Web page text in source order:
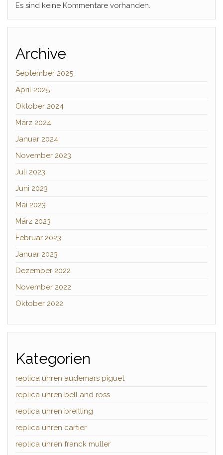
Es sind keine Kommentare vorhanden.
Archive
September 2025
April 2025
Oktober 2024
März 2024
Januar 2024
November 2023
Juli 2023
Juni 2023
Mai 2023
März 2023
Februar 2023
Januar 2023
Dezember 2022
November 2022
Oktober 2022
Kategorien
replica uhren audemars piguet
replica uhren bell and ross
replica uhren breitling
replica uhren cartier
replica uhren franck muller